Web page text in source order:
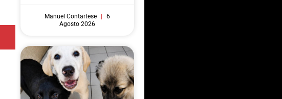
Manuel Contartese
6
Agosto 2026